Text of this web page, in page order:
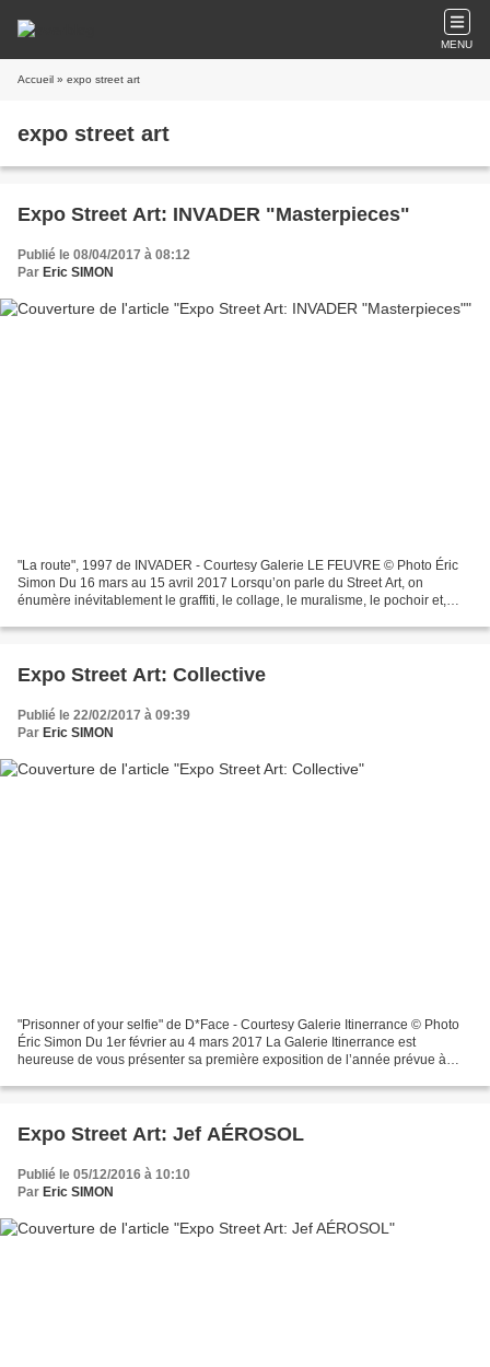
MENU
Accueil » expo street art
expo street art
Expo Street Art: INVADER "Masterpieces"
Publié le 08/04/2017 à 08:12
Par Eric SIMON
"La route", 1997 de INVADER - Courtesy Galerie LE FEUVRE © Photo Éric
Simon Du 16 mars au 15 avril 2017 Lorsqu’on parle du Street Art, on
énumère inévitablement le graffiti, le collage, le muralisme, le pochoir et,
Expo Street Art: Collective
Publié le 22/02/2017 à 09:39
Par Eric SIMON
"Prisonner of your selfie" de D*Face - Courtesy Galerie Itinerrance © Photo
Éric Simon Du 1er février au 4 mars 2017 La Galerie Itinerrance est
heureuse de vous présenter sa première exposition de l’année prévue à
Expo Street Art: Jef AÉROSOL
Publié le 05/12/2016 à 10:10
Par Eric SIMON